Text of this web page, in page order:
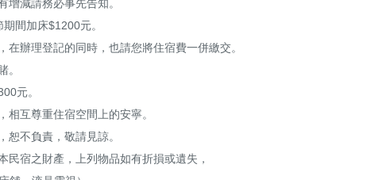
減請務必事先告知。
間加床$1200元。
辦理登記的同時，也請您將住宿費一併繳交。
。
元。
互尊重住宿空間上的安寧。
不負責，敬請見諒。
宿之財產，上列物品如有折損或遺失，